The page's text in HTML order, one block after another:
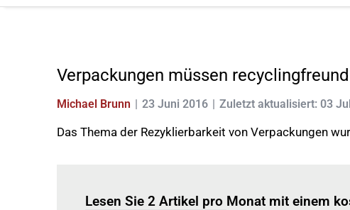
Verpackungen müssen
Michael Brunn 23 Juni 2016 Zuletzt aktualisiert: 03
Das Thema der Rezyklierbarkeit von Verpackungen
Lesen Sie 2 Artikel pro Monat mit einem